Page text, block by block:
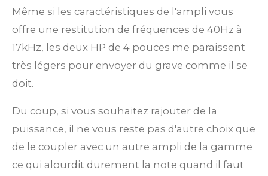
Même si les caractéristiques de l'ampli vous
offre une restitution de fréquences de 40Hz à
17kHz, les deux HP de 4 pouces me paraissent
très légers pour envoyer du grave comme il se
doit.
Du coup, si vous souhaitez rajouter de la
puissance, il ne vous reste pas d'autre choix que
de le coupler avec un autre ampli de la gamme
ce qui alourdit durement la note quand il faut